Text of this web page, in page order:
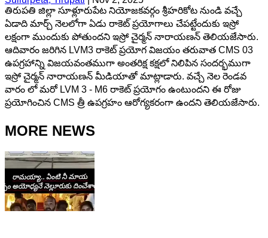
తిరుపతి జిల్లా సూళ్లూరుపేట నియోజకవర్గం శ్రీహరికోట నుండి వచ్చే
ఏడాది మార్చ్ నెలలోగా ఏడు రాకెట్ ప్రయోగాలు చేపట్టేందుకు ఇస్రో
లక్షంగా ముందుకు పోతుందని ఇస్రో చైర్మన్ నారాయణన్ తెలియజేసారు.
ఆదివారం జరిగిన LVM3 రాకెట్ ప్రయోగ విజయం తరువాత CMS 03
ఉపగ్రహాన్ని విజయవంతముగా అంతరిక్ష కక్షలో నిలిపిన సందర్భముగా
ఇస్రో చైర్మన్ నారాయణన్ మీడియాతో మాట్లాడారు. వచ్చే నెల రెండవ
వారం లో మరో LVM 3 - M6 రాకెట్ ప్రయోగం ఉంటుందని ఈ రోజు
ప్రయోగించిన CMS త్రీ ఉపగ్రహం ఆరోగ్యకరంగా ఉందని తెలియజేసారు.
MORE NEWS